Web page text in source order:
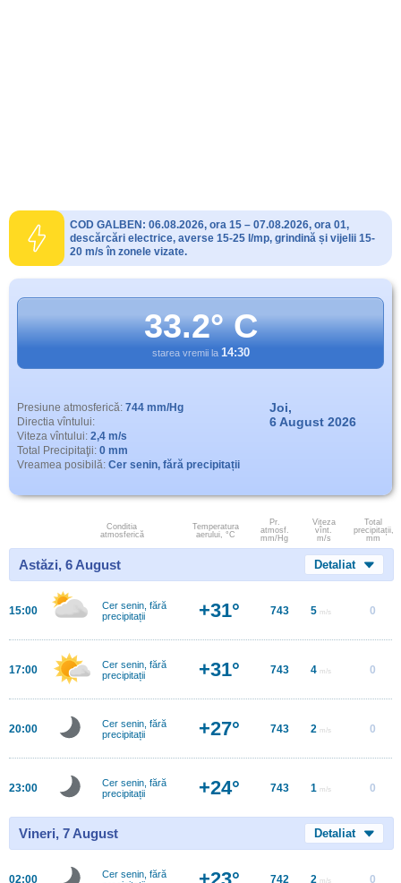
COD GALBEN: 06.08.2026, ora 15 – 07.08.2026, ora 01,
descărcări electrice, averse 15-25 l/mp, grindină și vijelii 15-
20 m/s în zonele vizate.
33.2° C
starea vremii la 14:30
Presiune atmosferică: 744 mm/Hg
Directia vîntului:
Viteza vîntului: 2,4 m/s
Total Precipitaţii: 0 mm
Vreamea posibilă: Cer senin, fără precipitații
Joi,
6 August 2026
Conditia
atmosferică
Temperatura
aerului, °C
Pr.
atmosf.
mm/Hg
Viteza
vînt.
m/s
Total
precipitații,
mm
Astăzi, 6 August Detaliat
15:00
Cer senin, fără
precipitații
+31° 743 5 m/s 0
17:00
Cer senin, fără
precipitații
+31° 743 4 m/s 0
20:00
Cer senin, fără
precipitații
+27° 743 2 m/s 0
23:00
Cer senin, fără
precipitații
+24° 743 1 m/s 0
Vineri, 7 August Detaliat
02:00
Cer senin, fără
742 2 m/s 0